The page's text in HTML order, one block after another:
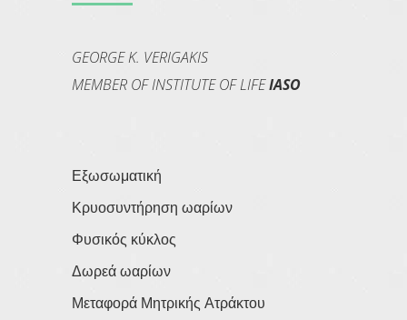
GEORGE K. VERIGAKIS
MEMBER OF INSTITUTE OF LIFEIASO
Εξωσωματική
Κρυοσυντήρηση ωαρίων
Φυσικός κύκλος
Δωρεά ωαρίων
Μεταφορά Μητρικής Ατράκτου